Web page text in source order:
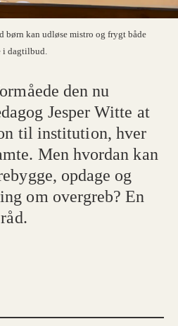
børn kan udløse mistro og frygt både
i dagtilbud.
den nu
Jesper Witte at
til institution, hver
Men hvordan kan
opdage og
om overgreb? En